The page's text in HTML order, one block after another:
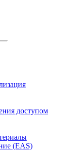
доступом
(EAS)